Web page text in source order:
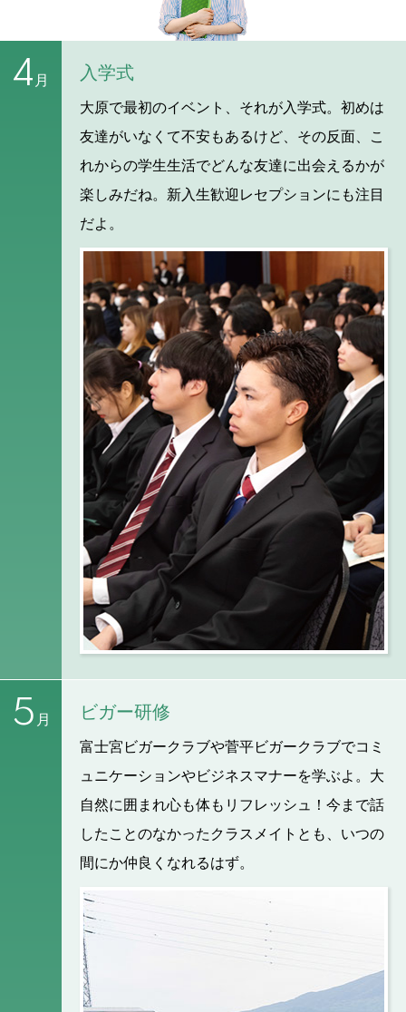
4 月 入学式
大原で最初のイベント、それが入学式。初めは
友達がいなくて不安もあるけど、その反面、こ
れからの学生生活でどんな友達に出会えるかが
楽しみだね。新入生歓迎レセプションにも注目
だよ。
5 月 ビガー研修
富士宮ビガークラブや菅平ビガークラブでコミ
ュニケーションやビジネスマナーを学ぶよ。大
自然に囲まれ心も体もリフレッシュ！今まで話
したことのなかったクラスメイトとも、いつの
間にか仲良くなれるはず。